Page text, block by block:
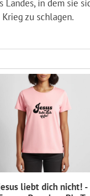
Landes, in dem sie
zu schlagen.
liebt dich nicht! -